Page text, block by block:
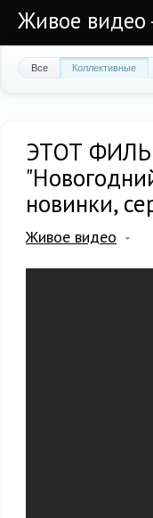
Живое видео
Все Коллективные
ЭТОТ
новинки,
Живое видео